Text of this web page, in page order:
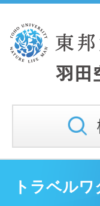
トラベル